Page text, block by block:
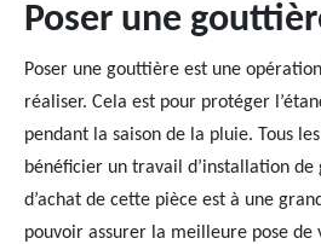
Poser une
Poser une gouttière est une
réaliser. Cela est pour protéger
pendant la saison de la pluie. Tous
bénéficier un travail d’installation
d’achat de cette pièce est à une
pouvoir assurer la meilleure pose de